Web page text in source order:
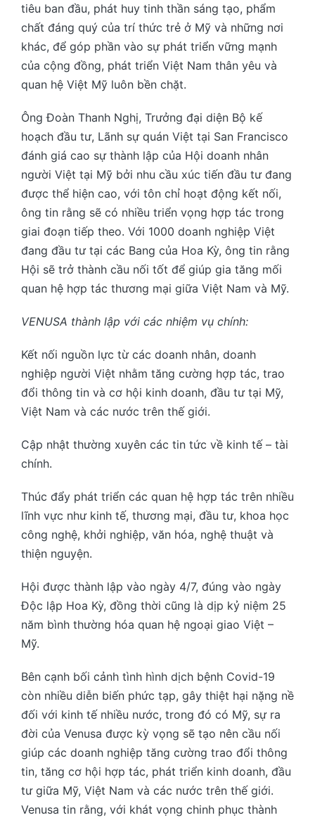
tiêu ban đầu, phát huy tinh thần sáng tạo, phẩm
chất đáng quý của trí thức trẻ ở Mỹ và những nơi
khác, để góp phần vào sự phát triển vững mạnh
của cộng đồng, phát triển Việt Nam thân yêu và
quan hệ Việt Mỹ luôn bền chặt.
Ông Đoàn Thanh Nghị, Trưởng đại diện Bộ kế
hoạch đầu tư, Lãnh sự quán Việt tại San Francisco
đánh giá cao sự thành lập của Hội doanh nhân
người Việt tại Mỹ bởi nhu cầu xúc tiến đầu tư đang
được thể hiện cao, với tôn chỉ hoạt động kết nối,
ông tin rằng sẽ có nhiều triển vọng hợp tác trong
giai đoạn tiếp theo. Với 1000 doanh nghiệp Việt
đang đầu tư tại các Bang của Hoa Kỳ, ông tin rằng
Hội sẽ trở thành cầu nối tốt để giúp gia tăng mối
quan hệ hợp tác thương mại giữa Việt Nam và Mỹ.
VENUSA thành lập với các nhiệm vụ chính:
Kết nối nguồn lực từ các doanh nhân, doanh
nghiệp người Việt nhằm tăng cường hợp tác, trao
đổi thông tin và cơ hội kinh doanh, đầu tư tại Mỹ,
Việt Nam và các nước trên thế giới.
Cập nhật thường xuyên các tin tức về kinh tế – tài
chính.
Thúc đẩy phát triển các quan hệ hợp tác trên nhiều
lĩnh vực như kinh tế, thương mại, đầu tư, khoa học
công nghệ, khởi nghiệp, văn hóa, nghệ thuật và
thiện nguyện.
Hội được thành lập vào ngày 4/7, đúng vào ngày
Độc lập Hoa Kỳ, đồng thời cũng là dịp kỷ niệm 25
năm bình thường hóa quan hệ ngoại giao Việt –
Mỹ.
Bên cạnh bối cảnh tình hình dịch bệnh Covid-19
còn nhiều diễn biến phức tạp, gây thiệt hại nặng nề
đối với kinh tế nhiều nước, trong đó có Mỹ, sự ra
đời của Venusa được kỳ vọng sẽ tạo nên cầu nối
giúp các doanh nghiệp tăng cường trao đổi thông
tin, tăng cơ hội hợp tác, phát triển kinh doanh, đầu
tư giữa Mỹ, Việt Nam và các nước trên thế giới.
Venusa tin rằng, với khát vọng chinh phục thành